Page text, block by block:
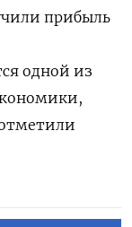
прибыль
одной из